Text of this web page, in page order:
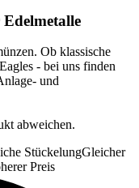
Ob klassische
- bei uns finden
und
abweichen.
StückelungGleicher
Preis